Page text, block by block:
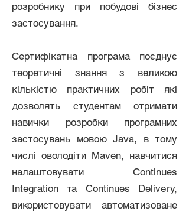
розробнику при побудові бізнес
застосування.
Сертифікатна програма поєднує
теоретичні знання з великою
кількістю практичних робіт які
дозволять студентам отримати
навички розробки програмних
застосувань мовою Java, в тому
числі оволодіти Maven, навчитися
налаштовувати Continues
Integration та Continues Delivery,
використовувати автоматизоване